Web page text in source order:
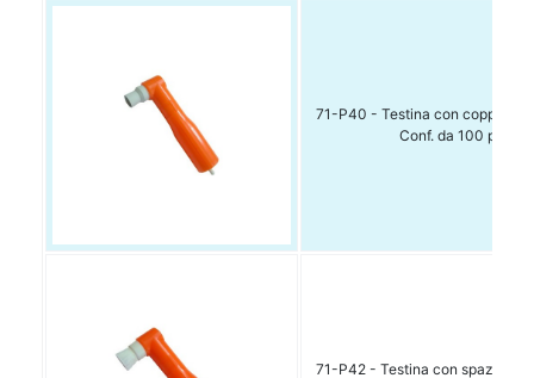
71-P40 - Testina con coppetta
Conf. da 100 pz.
71-P42 - Testina con